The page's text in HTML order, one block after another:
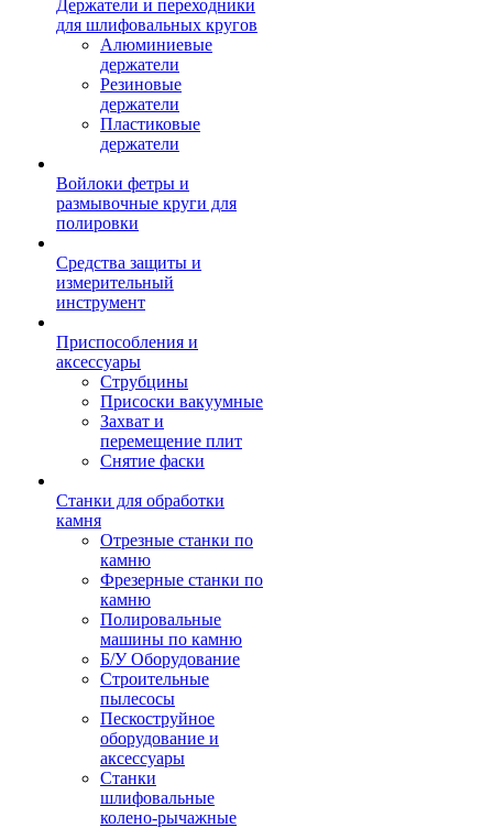
Держатели и переходники
для шлифовальных кругов
Алюминиевые
держатели
Резиновые
держатели
Пластиковые
держатели
Войлоки фетры и
размывочные круги для
полировки
Средства защиты и
измерительный
инструмент
Приспособления и
аксессуары
Струбцины
Присоски вакуумные
Захват и
перемещение плит
Снятие фаски
Станки для обработки
камня
Отрезные станки по
камню
Фрезерные станки по
камню
Полировальные
машины по камню
Б/У Оборудование
Строительные
пылесосы
Пескоструйное
оборудование и
аксессуары
Станки
шлифовальные
колено-рычажные